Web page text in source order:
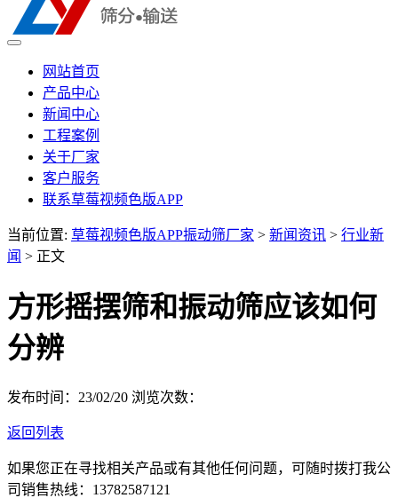
网站首页
产品中心
新闻中心
工程案例
关于厂家
客户服务
联系草莓视频色版APP
当前位置: 草莓视频色版APP振动筛厂家 > 新闻资讯 > 行业新
闻 > 正文
方形摇摆筛和振动筛应该如何
分辨
发布时间：23/02/20 浏览次数：
返回列表
如果您正在寻找相关产品或有其他任何问题，可随时拨打我公
司销售热线： 13782587121